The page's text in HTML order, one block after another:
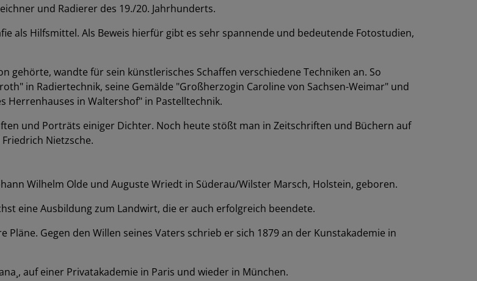
und Radierer des 19./20. Jahrhunderts.
als Hilfsmittel. Als Beweis hierfür gibt es sehr spannende und bedeutende Fotostudien,
gehörte, wandte für sein künstlerisches Schaffen verschiedene Techniken an. So
in Radiertechnik, seine Gemälde "Großherzogin Caroline von Sachsen-Weimar" und
Herrenhauses in Waltershof" in Pastelltechnik.
und Porträts einiger Dichter. Noch heute stößt man in Zeitschriften und Büchern auf
Nietzsche.
Wilhelm Olde und Auguste Wriedt in Süderau/Wilster Marsch, Holstein, geboren.
eine Ausbildung zum Landwirt, die er auch erfolgreich beendete.
Gegen den Willen seines Vaters schrieb er sich 1879 an der Kunstakademie in
auf einer Privatakademie in Paris und wieder in München.